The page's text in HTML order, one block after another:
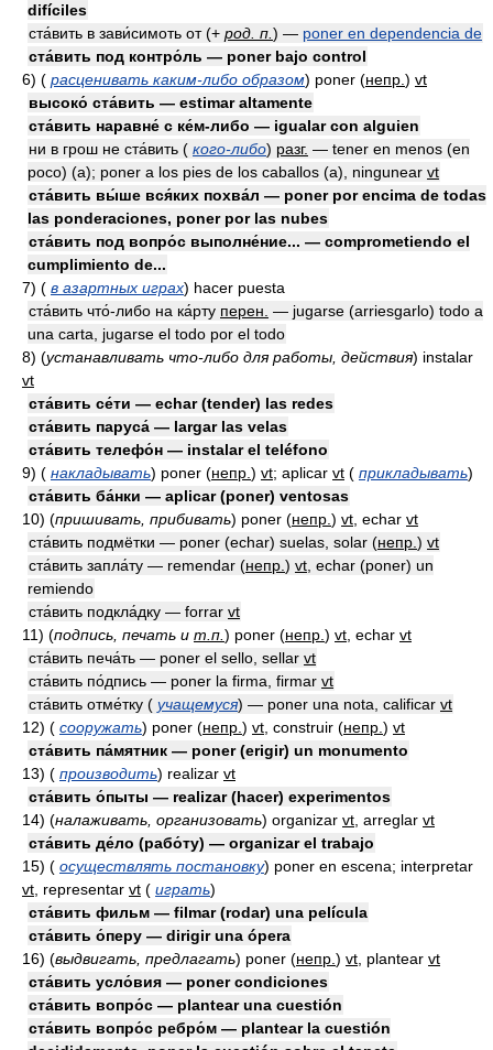
difíciles
ста́вить в зави́симоть от(+ род. п. ) — poner en dependencia de
ста́вить под контро́ль — poner bajo control
6) ( расценивать каким-либо образом) poner (непр. ) vt
высоко́ ста́вить — estimar altamente
ста́вить наравне́ с ке́м-либо — igualar con alguien
ни в грош не ста́вить ( кого-либо) разг. — tener en menos (en
poco) (a); poner a los pies de los caballos (a), ningunear vt
ста́вить вы́ше вся́ких похва́л — poner por encima de todas
las ponderaciones, poner por las nubes
ста́вить под вопро́с выполне́ние... — comprometiendo el
cumplimiento de...
7) ( в азартных играх) hacer puesta
ста́вить что́-либо на ка́рту перен. — jugarse (arriesgarlo) todo a
una carta, jugarse el todo por el todo
8) (устанавливать что-либо для работы, действия) instalar
vt
ста́вить се́ти — echar (tender) las redes
ста́вить паруса́ — largar las velas
ста́вить телефо́н — instalar el teléfono
9) ( накладывать) poner (непр. ) vt; aplicar vt ( прикладывать)
ста́вить ба́нки — aplicar (poner) ventosas
10) (пришивать, прибивать) poner (непр. ) vt , echar vt
ста́вить подмётки — poner (echar) suelas, solar (непр. ) vt
ста́вить запла́ту — remendar (непр. ) vt , echar (poner) un
remiendo
ста́вить подкла́дку — forrar vt
11) (подпись, печать и т.п. ) poner (непр. ) vt , echar vt
ста́вить печа́ть — poner el sello, sellar vt
ста́вить по́дпись — poner la firma, firmar vt
ста́вить отме́тку ( учащемуся) — poner una nota, calificar vt
12) ( сооружать) poner (непр. ) vt , construir (непр. ) vt
ста́вить па́мятник — poner (erigir) un monumento
13) ( производить) realizar vt
ста́вить о́пыты — realizar (hacer) experimentos
14) (налаживать, организовать) organizar vt , arreglar vt
ста́вить де́ло (рабо́ту) — organizar el trabajo
15) ( осуществлять постановку) poner en escena; interpretar
vt , representar vt ( играть)
ста́вить фильм — filmar (rodar) una película
ста́вить о́перу — dirigir una ópera
16) (выдвигать, предлагать) poner (непр. ) vt , plantear vt
ста́вить усло́вия — poner condiciones
ста́вить вопро́с — plantear una cuestión
ста́вить вопро́с ребро́м — plantear la cuestión